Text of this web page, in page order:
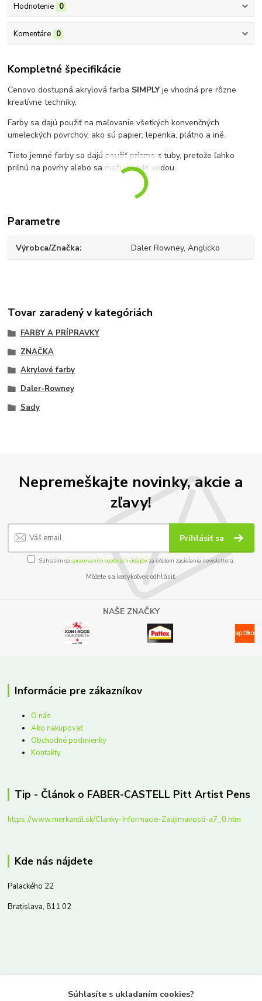
Hodnotenie 0
Komentáre 0
Kompletné špecifikácie
Cenovo dostupná akrylová farba SIMPLYje vhodná pre rôzne
kreatívne techniky.
Farby sa dajú použiť na maľovanie všetkých konvenčných
umeleckých povrchov, ako sú papier, lepenka, plátno a iné.
Tieto jemné farby sa dajú použiť priamo z tuby, pretože ľahko
priľnú na povrhy alebo sa možu zriediť vodou.
Parametre
Výrobca/Značka Daler Rowney, Anglicko
Tovar zaradený v kategóriách
FARBY A PRÍPRAVKY
ZNAČKA
Akrylové farby
Daler-Rowney
Sady
Nepremeškajte novinky, akcie a
zľavy!
Prihlásiť sa
Súhlasím sospracovaním osobných údajov za účelom zasielania newslettera.
Môžete sa kedykoľvek odhlásiť.
NAŠE ZNAČKY
Informácie pre zákazníkov
O nás
Ako nakupovať
Obchodné podmienky
Kontakty
Tip - Článok o FABER-CASTELL Pitt Artist Pens
https://www.merkantil.sk/Clanky-Informacie-Zaujimavosti-a7_0.htm
Kde nás nájdete
Palackého 22
Bratislava, 811 02
Súhlasíte s ukladaním cookies?